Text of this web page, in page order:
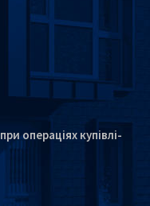
операціях купівлі-